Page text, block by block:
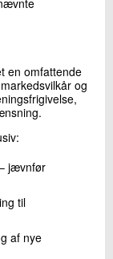
en omfattende
og
jævnfør
til
af nye